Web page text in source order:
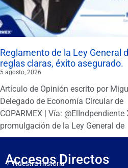
Reglamento de la Ley General
reglas claras, éxito asegurado.
5 agosto, 2026
Artículo de Opinión escrito por
Delegado de Economía Circular de
COPARMEX | Vía:
promulgación de la Ley General de
Accesos Directos
Nuestra Historia